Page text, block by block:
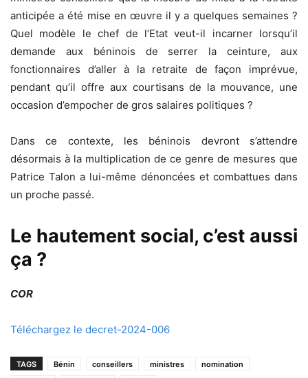
anticipée a été mise en œuvre il y a quelques semaines ?
Quel modèle le chef de l’Etat veut-il incarner lorsqu’il
demande aux béninois de serrer la ceinture, aux
fonctionnaires d’aller à la retraite de façon imprévue,
pendant qu’il offre aux courtisans de la mouvance, une
occasion d’empocher de gros salaires politiques ?
Dans ce contexte, les béninois devront s’attendre
désormais à la multiplication de ce genre de mesures que
Patrice Talon a lui-même dénoncées et combattues dans
un proche passé.
Le hautement social, c’est aussi
ça ?
COR
Téléchargez le decret-2024-006
TAGS Bénin conseillers ministres
nomination